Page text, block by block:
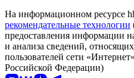
На информационном ресурсе
рекомендательные технологии
предоставления информации
и анализа сведений,
пользователей сети
Российской Федерации)